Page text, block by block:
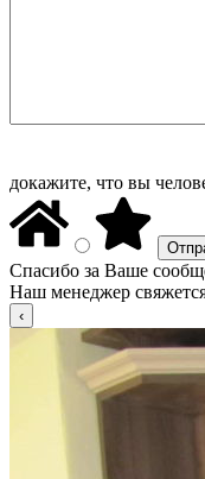
докажите, что вы
Спасибо за Ваше
Наш менеджер